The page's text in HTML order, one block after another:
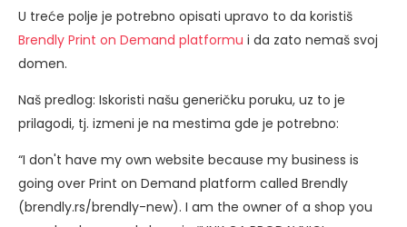
U treće polje je potrebno opisati upravo to da koristiš
Brendly Print on Demand platformu i da zato nemaš svoj
domen.
Naš predlog: Iskoristi našu generičku poruku, uz to je
prilagodi, tj. izmeni je na mestima gde je potrebno:
“I don't have my own website because my business is
going over Print on Demand platform called Brendly
(brendly.rs/brendly-new). I am the owner of a shop you